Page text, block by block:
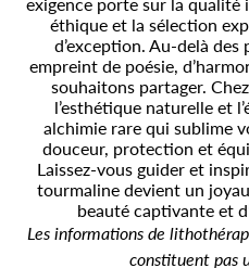
éthique et la sélection
d’exception. Au-delà des
empreint de poésie,
souhaitons partager.
l’esthétique naturelle et
alchimie rare qui sublime
douceur, protection et
Laissez-vous guider et
tourmaline devient un
beauté captivante et
Les informations de
constituent pas